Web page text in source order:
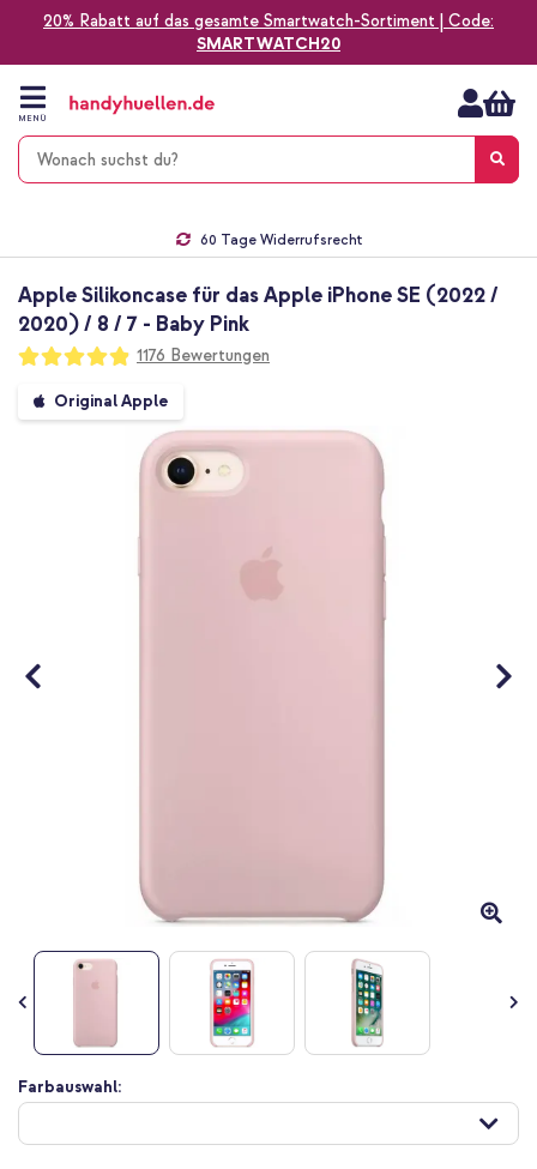
20% Rabatt auf das gesamte Smartwatch-Sortiment | Code:
SMARTWATCH20
Zum
Inhalt
springen
MENÜ
Die Nr. 1 für Apple Zubehör in Deutschland!
Apple Silikoncase für das Apple iPhone SE (2022 /
2020) / 8 / 7 - Baby Pink
Bewertung:
97
100
1176 Bewertungen
Zum
Ende
Original Apple
Zum
Anfang
Bildgalerie
Farbauswahl: